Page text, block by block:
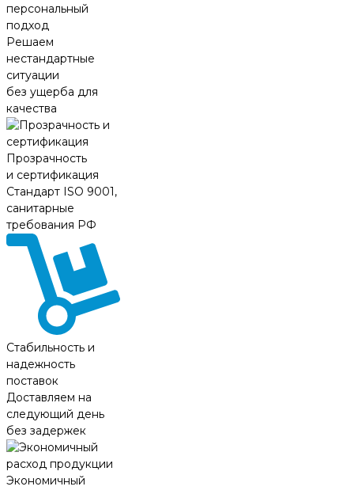
персональный
подход
Решаем
нестандартные
ситуации
без ущерба для
качества
Прозрачность
и сертификация
Стандарт ISO 9001,
санитарные
требования РФ
Стабильность и
надежность
поставок
Доставляем на
следующий день
без задержек
Экономичный